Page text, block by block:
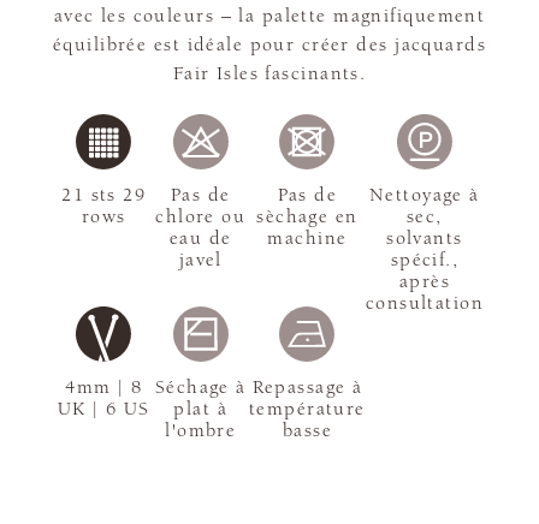
avec les couleurs – la palette magnifiquement
équilibrée est idéale pour créer des jacquards
Fair Isles fascinants.
4mm | 8
UK | 6 US
21 sts 29
rows
Pas de
chlore ou
eau de
javel
Pas de
sèchage en
machine
Nettoyage à
sec,
solvants
spécif.,
après
consultation
Séchage à
plat à
l'ombre
Repassage à
température
basse